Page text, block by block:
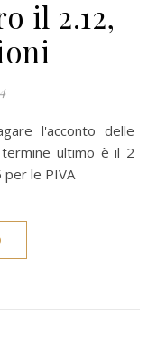
il 2.12,
ultimo è il 2
le PIVA